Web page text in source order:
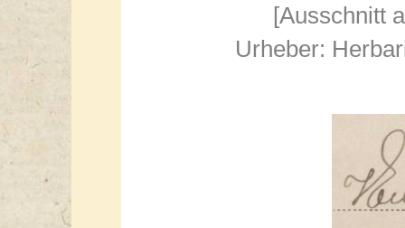
[Ausschnitt
Urheber: